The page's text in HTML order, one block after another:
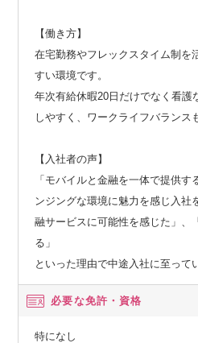
【働き方】
在宅勤務やフレックスタイム制を
すい環境です。
年次有給休暇20日だけでなく看護
しやすく、ワークライフバランス
【入社者の声】
「モバイルと金融を一体で提供
ンジングな環境に魅力を感じ入社
融サービスに可能性を感じた」、
る」
といった理由で中途入社に至って
必要な免許・資格
特になし